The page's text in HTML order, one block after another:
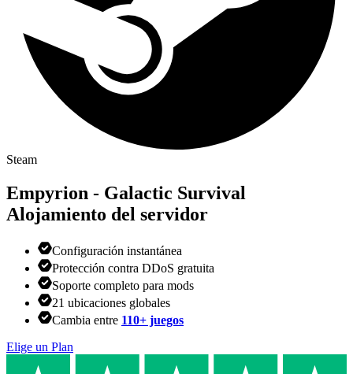
Steam
Empyrion - Galactic Survival
Alojamiento del servidor
Configuración instantánea
Protección contra DDoS gratuita
Soporte completo para mods
21 ubicaciones globales
Cambia entre 110+ juegos
Elige un Plan